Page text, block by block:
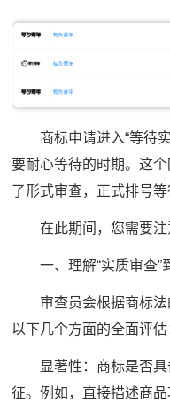
商标申请进入“等待实
要耐心等待的时期。这
了形式审查，正式排号
在此期间，您需要注
一、理解“实质审查”
审查员会根据商标法
以下几个方面的全面评估
显著性：商标是否具
征。例如，直接描述商